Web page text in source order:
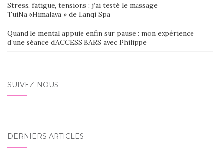
Stress, fatigue, tensions : j’ai testé le massage
TuiNa »Himalaya » de Lanqi Spa
Quand le mental appuie enfin sur pause : mon expérience
d’une séance d’ACCESS BARS avec Philippe
SUIVEZ-NOUS
DERNIERS ARTICLES